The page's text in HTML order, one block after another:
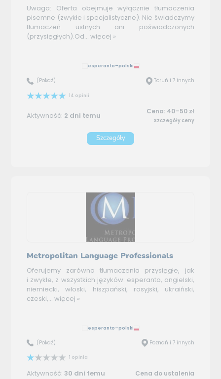
Uwaga: Oferta obejmuje wyłącznie tłumaczenia
pisemne (zwykłe i specjalistyczne). Nie świadczymy
tłumaczeń ustnych ani poświadczonych
(przysięgłych).Od... więcej »
esperanto–polski
(Pokaż) Toruń i 7 innych
14 opinii
Aktywność: 2 dni temu Cena: 40–50 zł
Szczegóły ceny
Szczegóły
Metropolitan Language Professionals
Oferujemy zarówno tłumaczenia przysięgłe, jak
i zwykłe, z wszystkich języków: esperanto, angielski,
niemiecki, włoski, hiszpański, rosyjski, ukraiński,
czeski,... więcej »
esperanto–polski
(Pokaż) Poznań i 7 innych
1 opinia
Aktywność: 30 dni temu Cena do ustalenia